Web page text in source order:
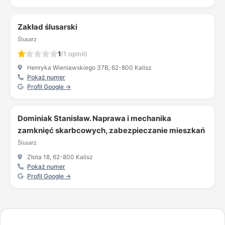
Zakład ślusarski
Ślusarz
1(1 opinii)
Henryka Wieniawskiego 37B, 62-800 Kalisz
Pokaż numer
Profil Google →
Dominiak Stanisław. Naprawa i mechanika
zamknięć skarbcowych, zabezpieczanie mieszkań
Ślusarz
Złota 18, 62-800 Kalisz
Pokaż numer
Profil Google →